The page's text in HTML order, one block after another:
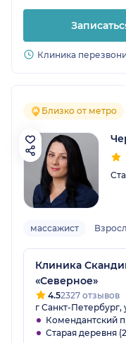
Клиника
Близко от метро
массажист
Клиника
«Северное»
4.52327 отзывов
г Санкт-
Комендантский
Старая деревня